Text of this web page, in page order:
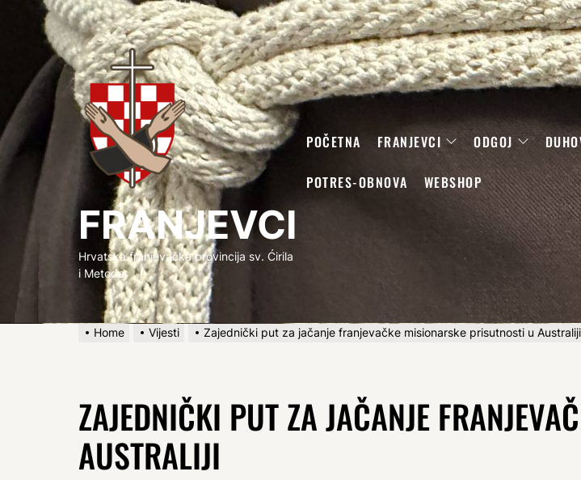
FRANJEVCI
FRANJEVCI
Hrvatska franjevačka provincija sv. Ćirila
i Metoda
POČETNA FRANJEVCI ODGOJ
POTRES-OBNOVA WEBSHOP
Home Vijesti Zajednički put za jačanje franjevačke misionarske prisutnosti u Australiji
ZAJEDNIČKI PUT ZA JAČANJE
AUSTRALIJI